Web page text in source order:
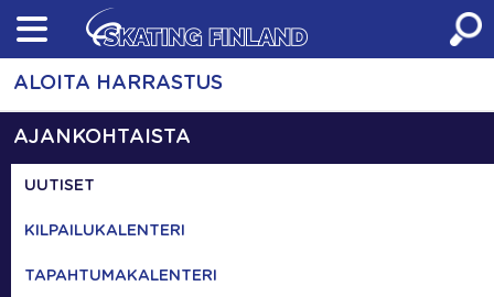
Skip
content
ALOITA HARRASTUS
AJANKOHTAISTA
UUTISET
KILPAILUKALENTERI
TAPAHTUMAKALENTERI